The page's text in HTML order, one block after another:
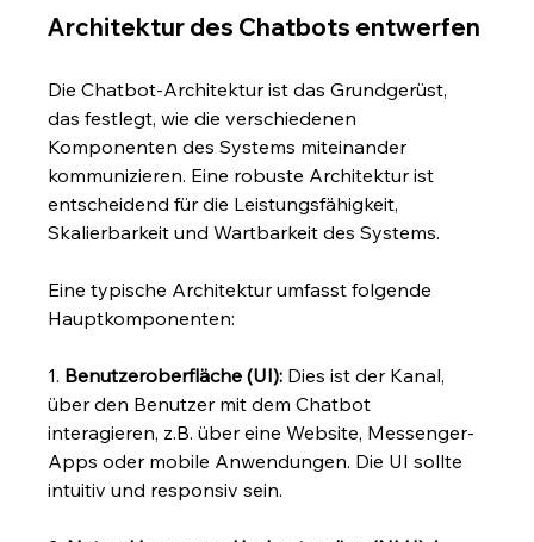
Architektur des Chatbots entwerfen
Die Chatbot-Architektur ist das Grundgerüst,
das festlegt, wie die verschiedenen
Komponenten des Systems miteinander
kommunizieren. Eine robuste Architektur ist
entscheidend für die Leistungsfähigkeit,
Skalierbarkeit und Wartbarkeit des Systems.
Eine typische Architektur umfasst folgende
Hauptkomponenten:
1. Benutzeroberfläche (UI): Dies ist der Kanal,
über den Benutzer mit dem Chatbot
interagieren, z.B. über eine Website, Messenger-
Apps oder mobile Anwendungen. Die UI sollte
intuitiv und responsiv sein.